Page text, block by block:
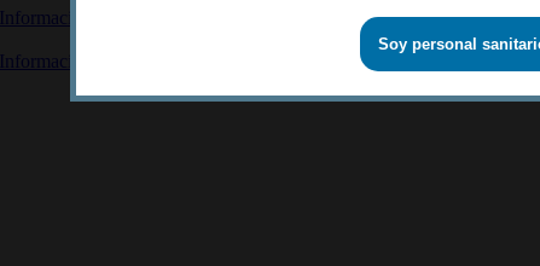
Información lectores
Información autores
Soy personal